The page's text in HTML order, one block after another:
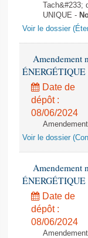
UNIQUE -
Voir le dossier
Amendement
ÉNERGÉTIQUE
Date de
dépôt :
08/06/2024
Voir le dossier
Amendement
ÉNERGÉTIQUE
Date de
dépôt :
08/06/2024